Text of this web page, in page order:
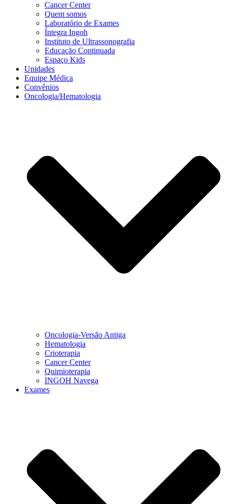
Cancer Center
Quem somos
Laboratório de Exames
Íntegra Ingoh
Instituto de Ultrassonografia
Educação Continuada
Espaço Kids
Unidades
Equipe Médica
Convênios
Oncologia/Hematologia
Oncologia-Versão Antiga
Hematologia
Crioterapia
Cancer Center
Quimioterapia
INGOH Navega
Exames